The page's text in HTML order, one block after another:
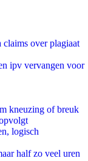
claims over plagiaat
ipv vervangen voor
kneuzing of breuk
logisch
half zo veel uren